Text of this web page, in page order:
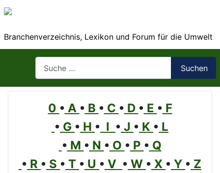
Branchenverzeichnis, Lexikon und Forum für die Umwelt
Suchen
0 • A • B • C • D • E • F
• G • H • I • J • K • L
• M • N • O • P • Q
• R • S • T • U • V • W • X • Y • Z